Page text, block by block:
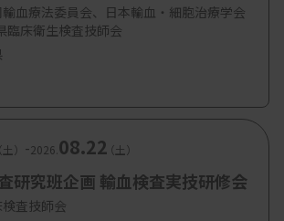
血療法委員会、日本輸血・細胞治療学会
臨床衛生検査技師会
） -2026. 08.22（土）
研究班企画 輸血検査実技研修会
査技師会